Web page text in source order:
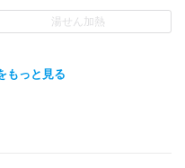
湯せん加熱
もっと見る